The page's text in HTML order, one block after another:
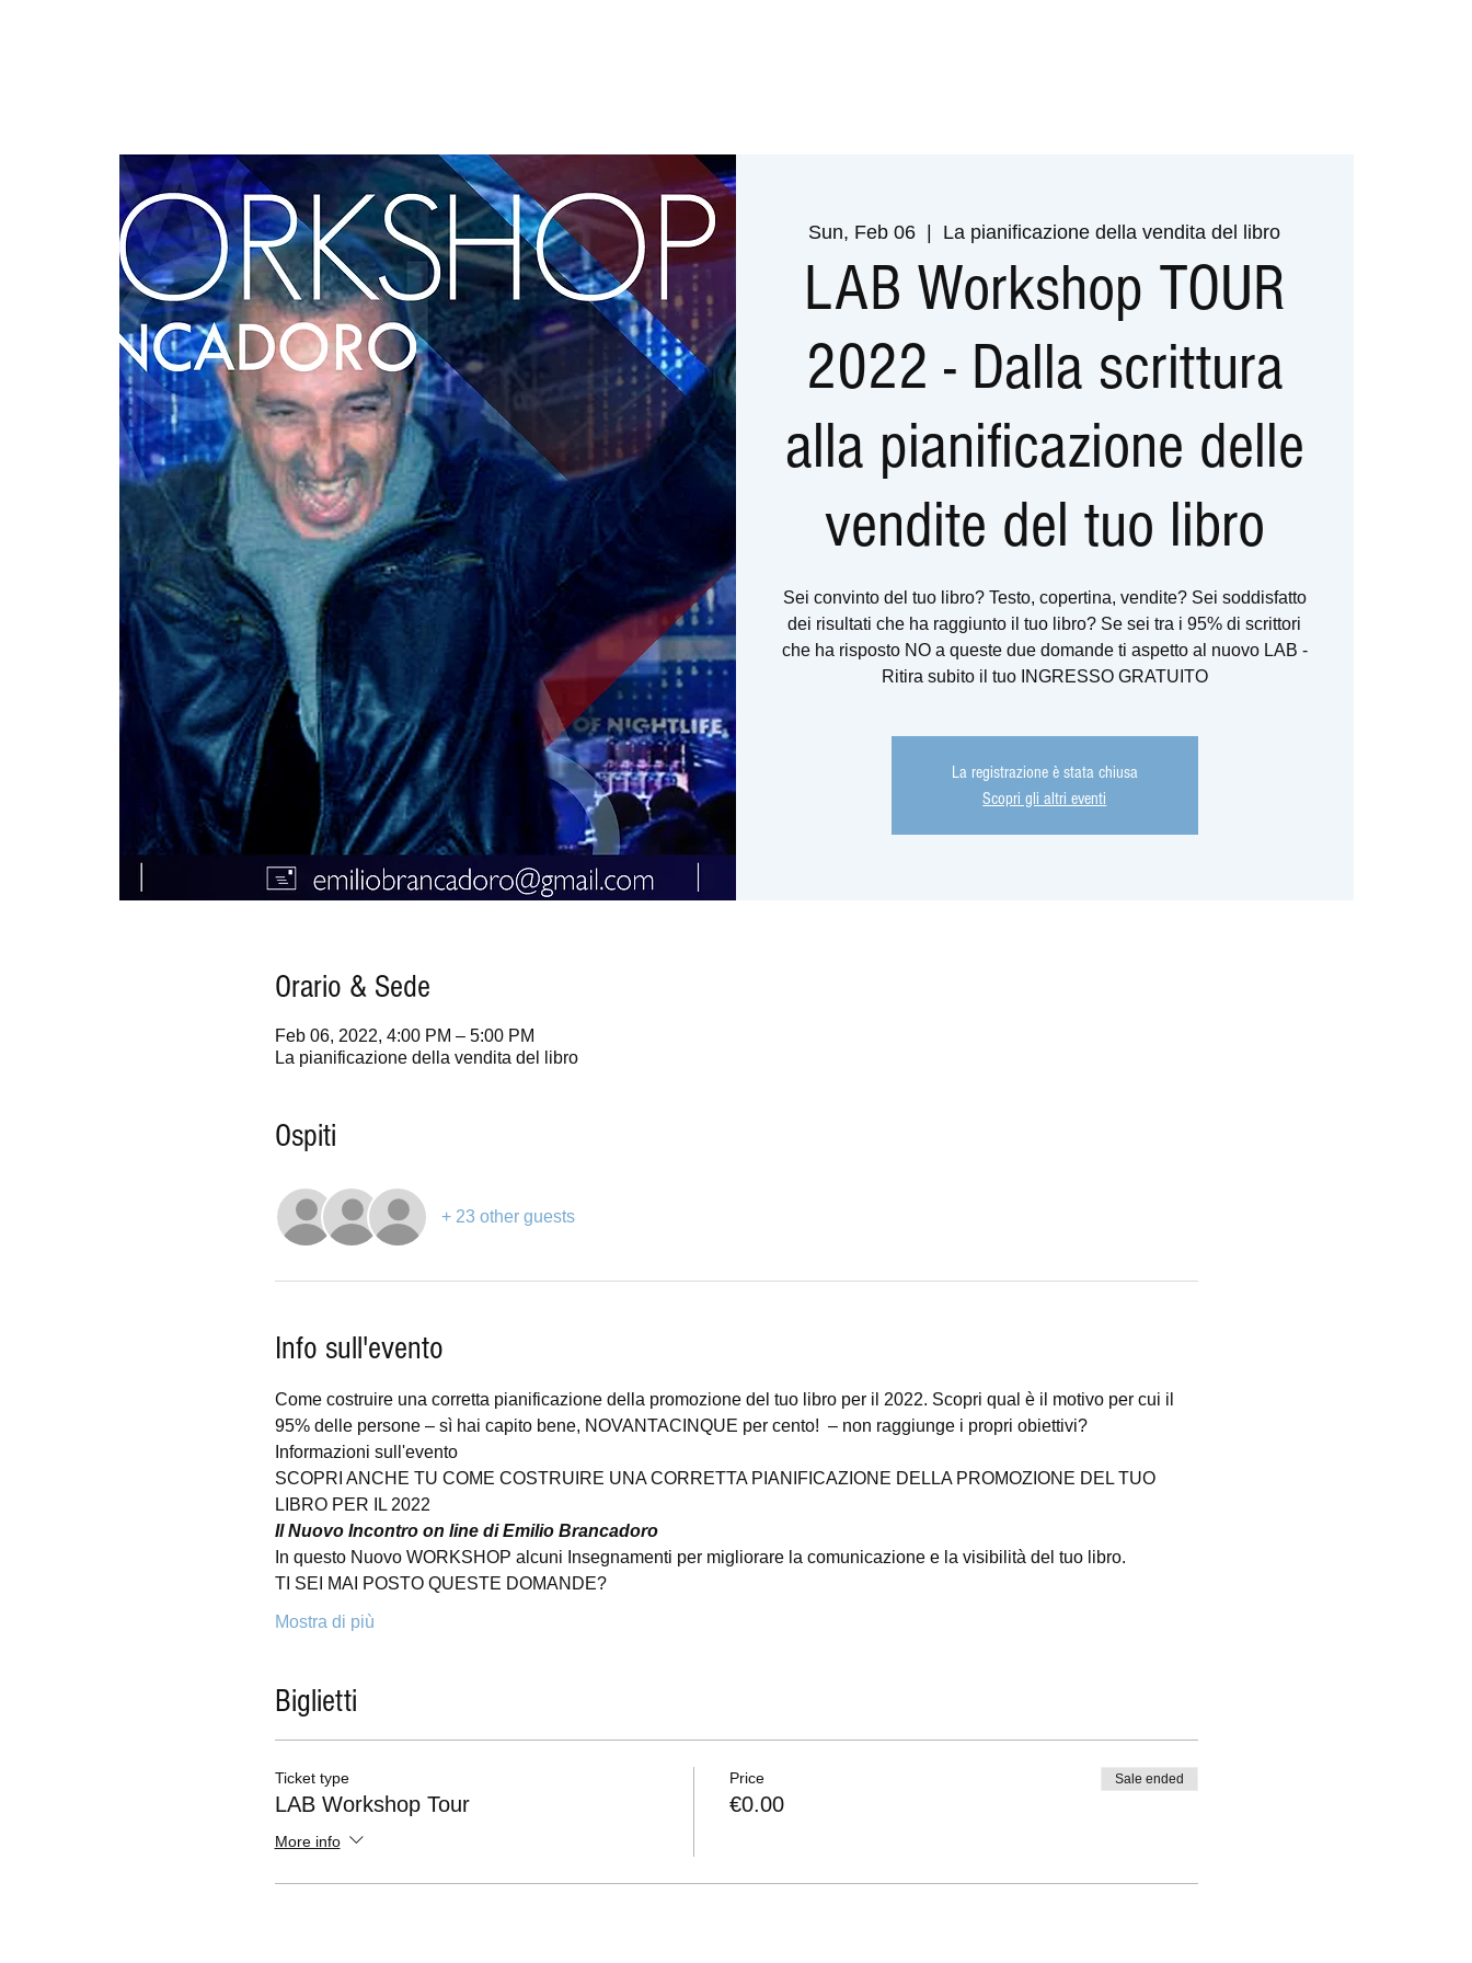
Sun, Feb 06 La pianificazione della vendita del libro
LAB Workshop TOUR
2022 - Dalla scrittura
alla pianificazione delle
vendite del tuo libro
Sei convinto del tuo libro? Testo, copertina, vendite? Sei soddisfatto
dei risultati che ha raggiunto il tuo libro? Se sei tra i 95% di scrittori
che ha risposto NO a queste due domande ti aspetto al nuovo LAB -
Ritira subito il tuo INGRESSO GRATUITO
La registrazione è stata chiusa
Scopri gli altri eventi
Orario & Sede
Feb 06, 2022, 4:00 PM – 5:00 PM
La pianificazione della vendita del libro
Ospiti
+ 23 other guests
Info sull'evento
Come costruire una corretta pianificazione della promozione del tuo libro per il 2022. Scopri qual è il motivo per cui il
95% delle persone – sì hai capito bene, NOVANTACINQUE per cento!  – non raggiunge i propri obiettivi?
Informazioni sull'evento
SCOPRI ANCHE TU COME COSTRUIRE UNA CORRETTA PIANIFICAZIONE DELLA PROMOZIONE DEL TUO
LIBRO PER IL 2022
Il Nuovo Incontro on line di Emilio Brancadoro
In questo Nuovo WORKSHOP alcuni Insegnamenti per migliorare la comunicazione e la visibilità del tuo libro.
TI SEI MAI POSTO QUESTE DOMANDE?
Mostra di più
Biglietti
Ticket type
LAB Workshop Tour
More info
Price
€0.00
Sale ended